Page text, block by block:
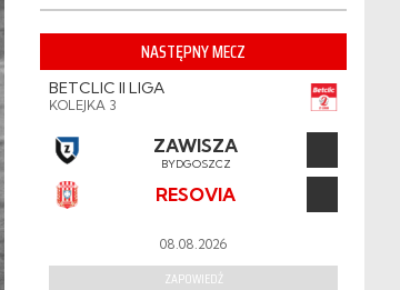
NASTĘPNY MECZ
BETCLIC II LIGA
KOLEJKA 3
ZAWISZA
BYDGOSZCZ
RESOVIA
08.08.2026
ZAPOWIEDŹ